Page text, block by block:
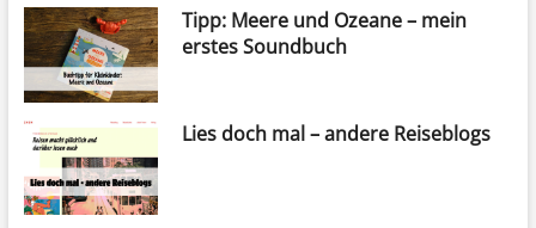
Tipp: Meere und Ozeane – mein
erstes Soundbuch
Lies doch mal – andere Reiseblogs